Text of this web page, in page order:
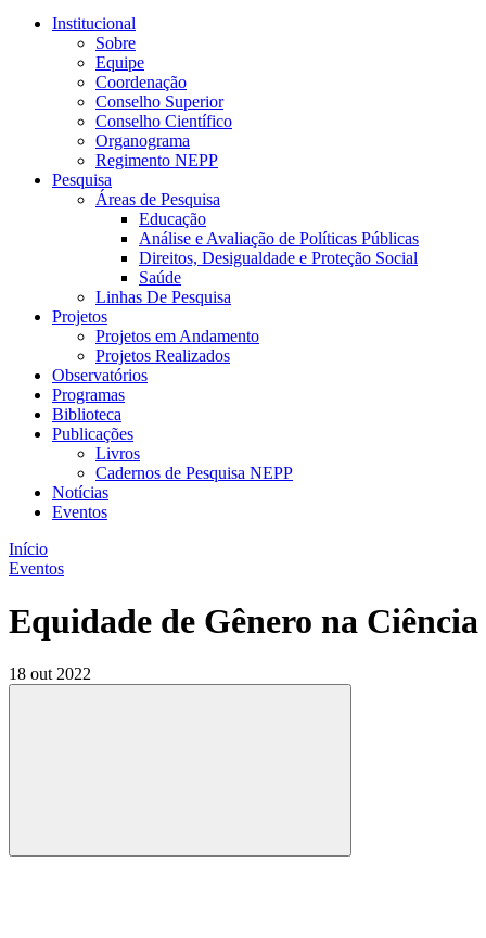
Institucional
Sobre
Equipe
Coordenação
Conselho Superior
Conselho Científico
Organograma
Regimento NEPP
Pesquisa
Áreas de Pesquisa
Educação
Análise e Avaliação de Políticas Públicas
Direitos, Desigualdade e Proteção Social
Saúde
Linhas De Pesquisa
Projetos
Projetos em Andamento
Projetos Realizados
Observatórios
Programas
Biblioteca
Publicações
Livros
Cadernos de Pesquisa NEPP
Notícias
Eventos
Início
Eventos
Equidade de Gênero na
18 out 2022
Compartilhar